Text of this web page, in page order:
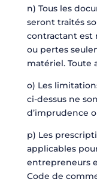
n) Tous les
seront traités
contractant est
ou pertes
matériel. Toute
o) Les
ci-dessus ne
d’imprudence
p) Les
applicables
entrepreneurs
Code de